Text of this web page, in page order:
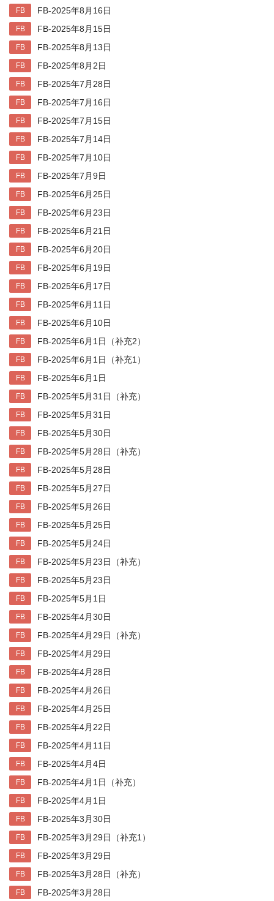
FB FB-2025年8月16日
FB FB-2025年8月15日
FB FB-2025年8月13日
FB FB-2025年8月2日
FB FB-2025年7月28日
FB FB-2025年7月16日
FB FB-2025年7月15日
FB FB-2025年7月14日
FB FB-2025年7月10日
FB FB-2025年7月9日
FB FB-2025年6月25日
FB FB-2025年6月23日
FB FB-2025年6月21日
FB FB-2025年6月20日
FB FB-2025年6月19日
FB FB-2025年6月17日
FB FB-2025年6月11日
FB FB-2025年6月10日
FB FB-2025年6月1日（补充2）
FB FB-2025年6月1日（补充1）
FB FB-2025年6月1日
FB FB-2025年5月31日（补充）
FB FB-2025年5月31日
FB FB-2025年5月30日
FB FB-2025年5月28日（补充）
FB FB-2025年5月28日
FB FB-2025年5月27日
FB FB-2025年5月26日
FB FB-2025年5月25日
FB FB-2025年5月24日
FB FB-2025年5月23日（补充）
FB FB-2025年5月23日
FB FB-2025年5月1日
FB FB-2025年4月30日
FB FB-2025年4月29日（补充）
FB FB-2025年4月29日
FB FB-2025年4月28日
FB FB-2025年4月26日
FB FB-2025年4月25日
FB FB-2025年4月22日
FB FB-2025年4月11日
FB FB-2025年4月4日
FB FB-2025年4月1日（补充）
FB FB-2025年4月1日
FB FB-2025年3月30日
FB FB-2025年3月29日（补充1）
FB FB-2025年3月29日
FB FB-2025年3月28日（补充）
FB FB-2025年3月28日